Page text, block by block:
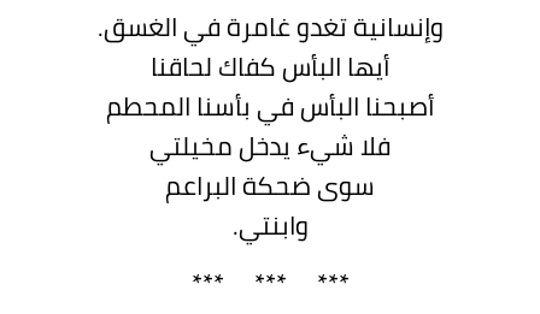
وإنسانية تغدو غامرة في الغسق.
أيها البأس كفاك لحاقنا
أصبحنا البأس في بأسنا المحطم
فلا شيء يدخل مخيلتي
سوى ضحكة البراعم
وابنتي.
***
***
***